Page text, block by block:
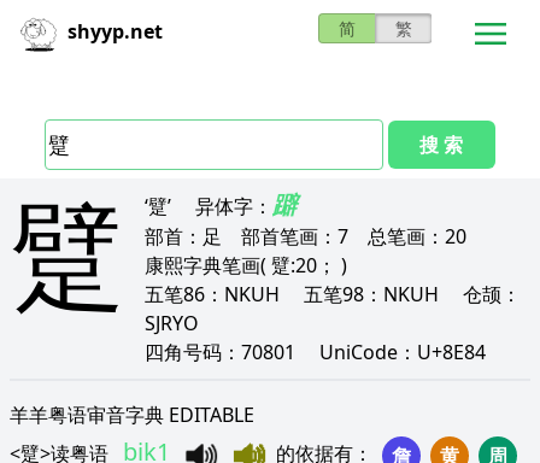
shyyp.net 简 繁
搜 索
躄 ‘躄’ 异体字： 躃
部首： 足 部首笔画： 7 总笔画： 20
康熙字典笔画( 躄:20； )
五笔86： NKUH 五笔98： NKUH 仓颉：
SJRYO
四角号码： 70801 UniCode： U+8E84
羊羊粤语审音字典 EDITABLE
<躄>读粤语 bik1 的依据有 ： 詹 黄
周